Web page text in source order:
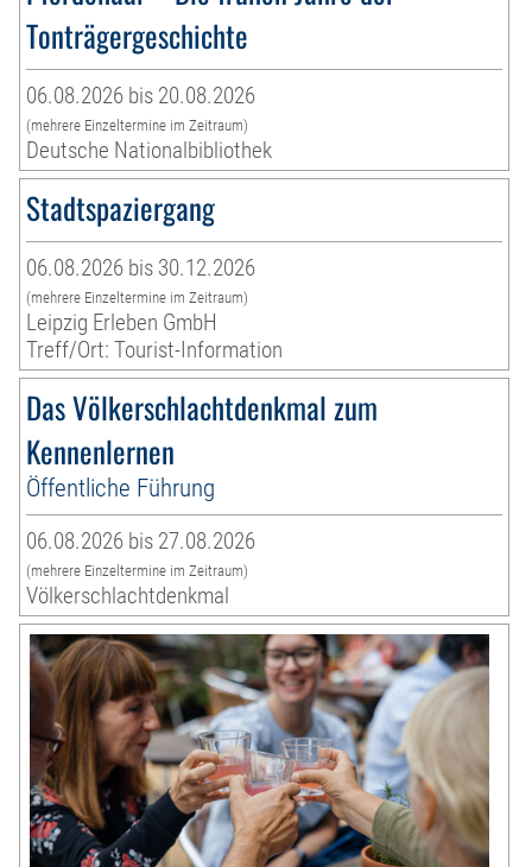
Tonträgergeschichte
06.08.2026 bis 20.08.2026
(mehrere Einzeltermine im Zeitraum)
Deutsche Nationalbibliothek
Stadtspaziergang
06.08.2026 bis 30.12.2026
(mehrere Einzeltermine im Zeitraum)
Leipzig Erleben GmbH
Treff/Ort: Tourist-Information
Das Völkerschlachtdenkmal zum
Kennenlernen
Öffentliche Führung
06.08.2026 bis 27.08.2026
(mehrere Einzeltermine im Zeitraum)
Völkerschlachtdenkmal